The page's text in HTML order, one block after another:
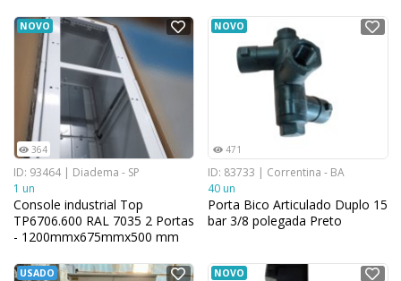
NOVO
364
ID: 93464 | Diadema - SP
1 un
Console industrial Top
TP6706.600 RAL 7035 2 Portas
- 1200mmx675mmx500 mm
NOVO
471
ID: 83733 | Correntina - BA
40 un
Porta Bico Articulado Duplo 15
bar 3/8 polegada Preto
USADO NOVO